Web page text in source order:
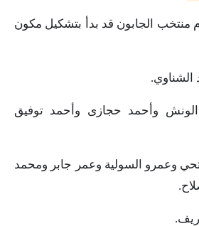
منتخب الجابون قد بدأ بتشكيل مكون
وأحمد حجازى وأحمد توفيق
وعمرو السولية وعمر جابر ومحمد